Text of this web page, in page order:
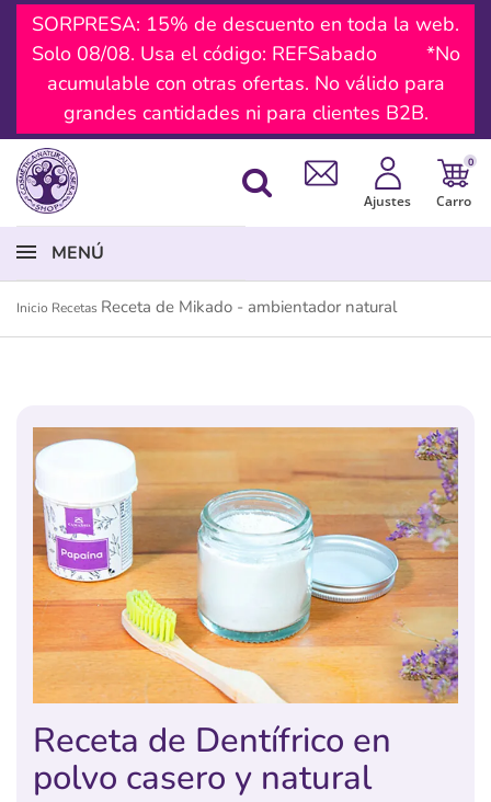
SORPRESA: 15% de descuento en toda la web.
Solo 08/08. Usa el código: REFSabado *No
acumulable con otras ofertas. No válido para
grandes cantidades ni para clientes B2B.
Ajustes
0
Carro
MENÚ
Inicio Recetas Receta de Mikado - ambientador natural
Receta de Dentífrico en
polvo casero y natural